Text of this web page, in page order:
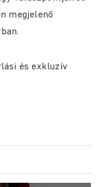
megjelenő
és exkluzív